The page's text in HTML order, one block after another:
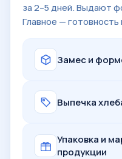
за 2–5 дней. Выдают
Главное — готовность
Замес и
Выпечка
Упаковка и
продукции